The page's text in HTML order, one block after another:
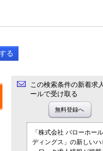
この検索条件の新着求
ールで受け取る
「株式会社 バローホール
ディングス」の新しいハ